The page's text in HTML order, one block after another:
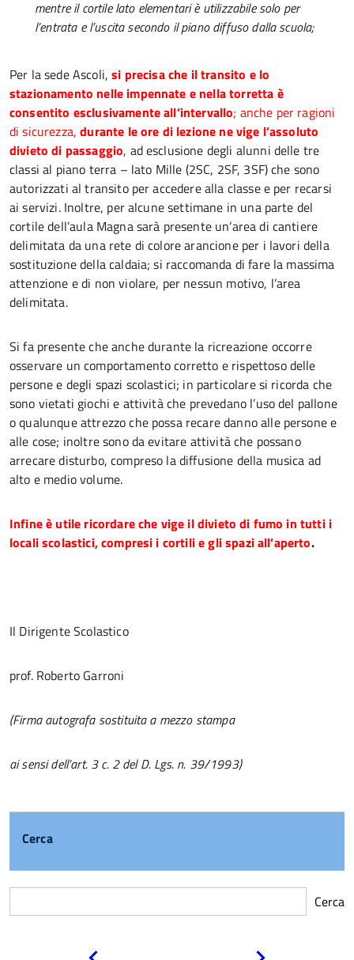
mentre il cortile lato elementari è utilizzabile solo per
l’entrata e l’uscita secondo il piano diffuso dalla scuola;
Per la sede Ascoli,si precisa che il transito e lo
stazionamento nelle impennate e nella torretta è
consentito esclusivamente all’intervallo; anche per ragioni
di sicurezza,durante le ore di lezione ne vige l’assoluto
divieto di passaggio, ad esclusione degli alunni delle tre
classi al piano terra – lato Mille (2SC, 2SF, 3SF) che sono
autorizzati al transito per accedere alla classe e per recarsi
ai servizi. Inoltre, per alcune settimane in una parte del
cortile dell’aula Magna sarà presente un’area di cantiere
delimitata da una rete di colore arancione per i lavori della
sostituzione della caldaia; si raccomanda di fare la massima
attenzione e di non violare, per nessun motivo, l’area
delimitata.
Si fa presente che anche durante la ricreazione occorre
osservare un comportamento corretto e rispettoso delle
persone e degli spazi scolastici; in particolare si ricorda che
sono vietati giochi e attività che prevedano l’uso del pallone
o qualunque attrezzo che possa recare danno alle persone e
alle cose; inoltre sono da evitare attività che possano
arrecare disturbo, compreso la diffusione della musica ad
alto e medio volume.
Infine è utile ricordare che vige il divieto di fumo in tutti i
locali scolastici, compresi i cortili e gli spazi all’aperto.
Il Dirigente Scolastico
prof. Roberto Garroni
(Firma autografa sostituita a mezzo stampa
ai sensi dell’art. 3 c. 2 del D. Lgs. n. 39/1993)
Cerca
Cerca